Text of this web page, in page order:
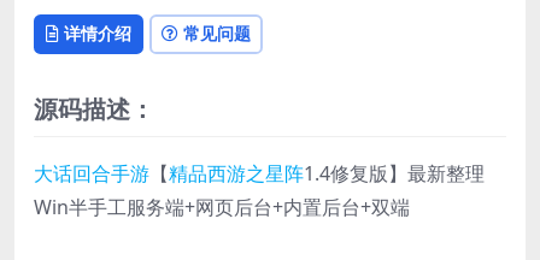
详情介绍 常见问题
源码描述：
大话回合手游 【精品西游之星阵1.4修复版】最新整理
Win半手工服务端+网页后台+内置后台+双端